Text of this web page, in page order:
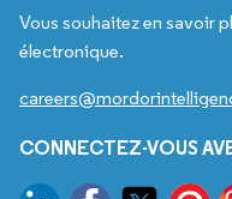
Vous souhaitez en savoir
électronique.
CONNECTEZ-VOUS